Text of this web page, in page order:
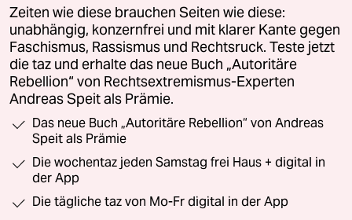
Zeiten wie diese brauchen Seiten wie diese:
unabhängig, konzernfrei und mit klarer Kante gegen
Faschismus, Rassismus und Rechtsruck. Teste jetzt
die taz und erhalte das neue Buch „Autoritäre
Rebellion“ von Rechtsextremismus-Experten
Andreas Speit als Prämie.
Das neue Buch „Autoritäre Rebellion“ von Andreas
Speit als Prämie
Die wochentaz jeden Samstag frei Haus + digital in
der App
Die tägliche taz von Mo-Fr digital in der App